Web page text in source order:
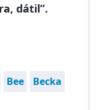
dátil”.
Bee
Becka